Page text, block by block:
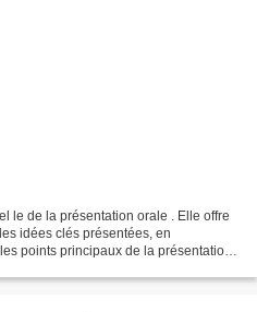
le de la présentation orale . Elle offre
idées clés présentées, en
points principaux de la présentation,